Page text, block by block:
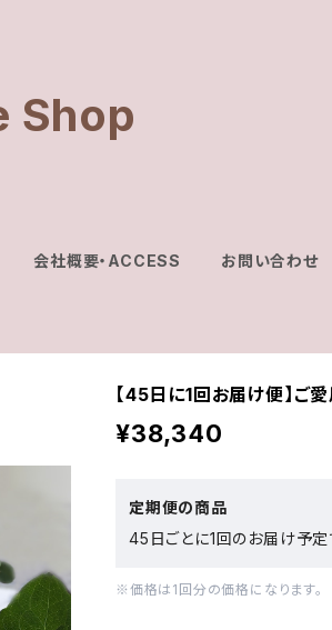
Shop
会社概要・ACCESS お問い合わせ
【45日に1回お届け便】ご
¥38,340
定期便の商品
45日ごとに1回のお届け予定
※価格は1回分の価格になります。